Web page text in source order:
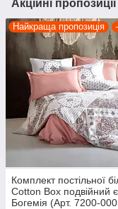
Акційні
Найкраща пропозиція
Комплект постільної
Cotton Box подвійний
Богемія (Арт. 7200-